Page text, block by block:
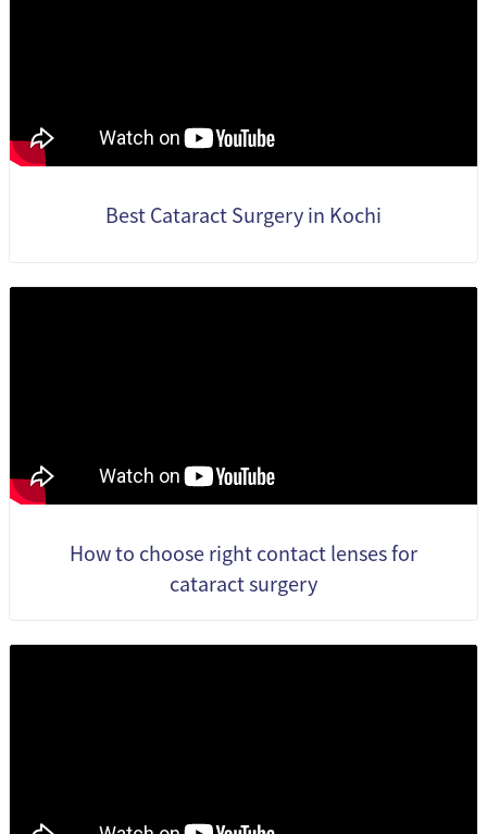
Best Cataract Surgery in Kochi
How to choose right contact lenses for
cataract surgery